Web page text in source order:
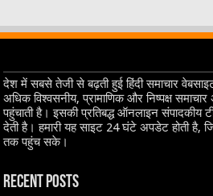
देश में सबसे तेजी से बढ़ती हुई हिंदी समाचार
अधिक विश्वसनीय, प्रामाणिक और निष्पक्ष
पहुंचाती है। इसकी प्रतिबद्ध ऑनलाइन संपादकीय
देती है। हमारी यह साइट 24 घंटे अपडेट होती है,
तक पहुंच सके।
Recent Posts